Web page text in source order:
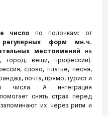
число по полочкам: от
регулярных форм мн.ч.
местоимений на
город, вещи, профессии).
слово, платье, песня,
почта, прямо, турист и
числа. А интеграция
снять страх перед
их через ритм и